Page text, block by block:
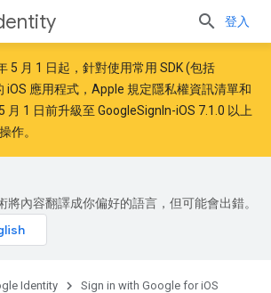
登入
5 月 1 日起，針對使用常用 SDK (包括
iOS 應用程式，Apple 規定隱私權資訊清單和
月 1 日前升級至 GoogleSignIn-iOS 7.1.0 以上
操作。
將內容翻譯成你偏好的語言，但可能會出錯。
Identity
Sign in with Google for iOS